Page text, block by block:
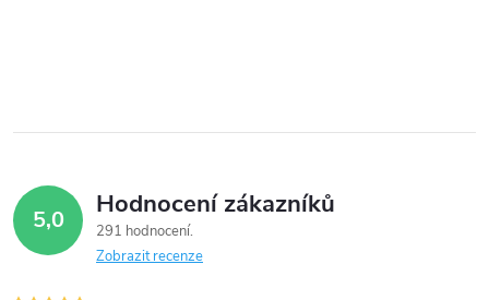
v
k5,0 Hodnocení zákazníků
291 hodnocení
Zobrazit recenze